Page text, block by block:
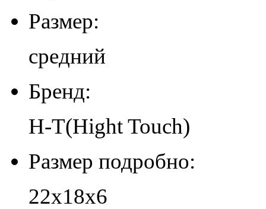
Размер:
средний
Бренд:
H-T(Hight Touch)
Размер подробно:
22х18х6